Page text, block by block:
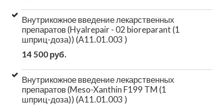
Внутрикожное введение лекарственных
препаратов (Hyalrepair - 02 bioreparant (1
шприц-доза)) (A11.01.003 )
14 500 руб.
Внутрикожное введение лекарственных
препаратов (Meso-Xanthin F199 TM (1
шприц-доза)) (A11.01.003 )